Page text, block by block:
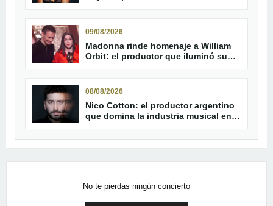
09/08/2026
Madonna rinde homenaje a William
Orbit: el productor que iluminó su
08/08/2026
Nico Cotton: el productor argentino
que domina la industria musical en
No te pierdas ningún concierto